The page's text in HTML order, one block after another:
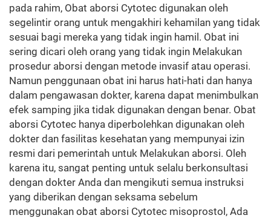
pada rahim, Obat aborsi Cytotec digunakan oleh
segelintir orang untuk mengakhiri kehamilan yang tidak
sesuai bagi mereka yang tidak ingin hamil. Obat ini
sering dicari oleh orang yang tidak ingin Melakukan
prosedur aborsi dengan metode invasif atau operasi.
Namun penggunaan obat ini harus hati-hati dan hanya
dalam pengawasan dokter, karena dapat menimbulkan
efek samping jika tidak digunakan dengan benar. Obat
aborsi Cytotec hanya diperbolehkan digunakan oleh
dokter dan fasilitas kesehatan yang mempunyai izin
resmi dari pemerintah untuk Melakukan aborsi. Oleh
karena itu, sangat penting untuk selalu berkonsultasi
dengan dokter Anda dan mengikuti semua instruksi
yang diberikan dengan seksama sebelum
menggunakan obat aborsi Cytotec misoprostol, Ada